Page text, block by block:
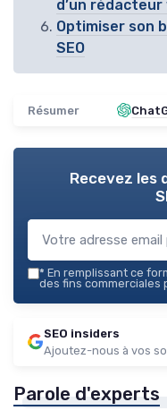
d’un rédacteur
Optimiser son
SEO
Résumer
Recevez les
* En remplissant ce
des fins commerciales
SEO insiders
Ajoutez-nous à vos
Parole d'experts